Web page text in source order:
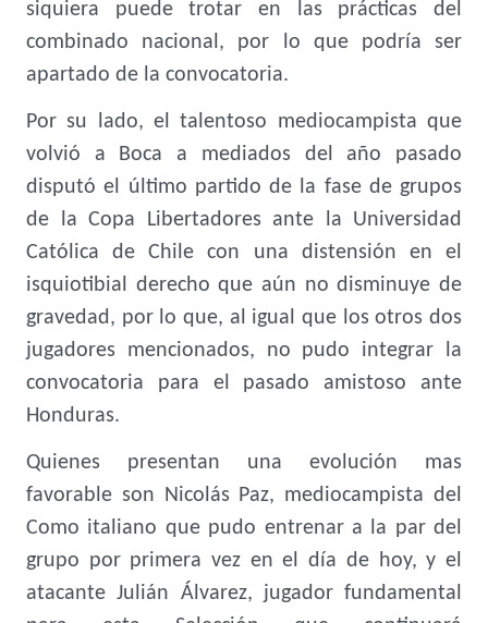
siquiera puede trotar en las prácticas del
combinado nacional, por lo que podría ser
apartado de la convocatoria.
Por su lado, el talentoso mediocampista que
volvió a Boca a mediados del año pasado
disputó el último partido de la fase de grupos
de la Copa Libertadores ante la Universidad
Católica de Chile con una distensión en el
isquiotibial derecho que aún no disminuye de
gravedad, por lo que, al igual que los otros dos
jugadores mencionados, no pudo integrar la
convocatoria para el pasado amistoso ante
Honduras.
Quienes presentan una evolución mas
favorable son Nicolás Paz, mediocampista del
Como italiano que pudo entrenar a la par del
grupo por primera vez en el día de hoy, y el
atacante Julián Álvarez, jugador fundamental